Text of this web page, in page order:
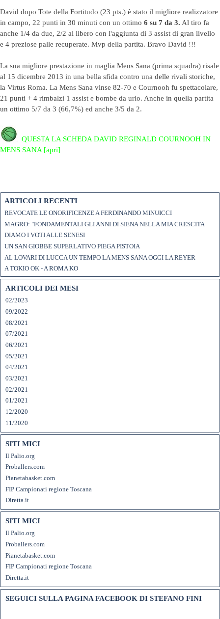
David dopo Tote della Fortitudo (23 pts.) è stato il migliore realizzatore
in campo, 22 punti in 30 minuti con un ottimo 6 su 7 da 3. Al tiro fa
anche 1/4 da due, 2/2 ai libero con l'aggiunta di 3 assist di gran livello
e 4 preziose palle recuperate. Mvp della partita. Bravo David !!!
La sua migliore prestazione in maglia Mens Sana (prima squadra) risale
al 15 dicembre 2013 in una bella sfida contro una delle rivali storiche,
la Virtus Roma. La Mens Sana vinse 82-70 e Cournooh fu spettacolare,
21 punti + 4 rimbalzi 1 assist e bombe da urlo. Anche in quella partita
un ottimo 5/7 da 3 (66,7%) ed anche 3/5 da 2.
QUESTA LA SCHEDA DAVID REGINALD COURNOOH IN
MENS SANA [apri]
ARTICOLI RECENTI
REVOCATE LE ONORIFICENZE A FERDINANDO MINUICCI
MAGRO: "FONDAMENTALI GLI ANNI DI SIENA NELLA MIA CRESCITA
DIAMO I VOTI ALLE SENESI
UN SAN GIOBBE SUPERLATIVO PIEGA PISTOIA
AL LOVARI DI LUCCA UN TEMPO LA MENS SANA OGGI LA REYER
A TOKIO OK - A ROMA KO
ARTICOLI DEI MESI
02/2023
09/2022
08/2021
07/2021
06/2021
05/2021
04/2021
03/2021
02/2021
01/2021
12/2020
11/2020
SITI MICI
Il Palio.org
Proballers.com
Pianetabasket.com
FIP Campionati regione Toscana
Diretta.it
SITI MICI
Il Palio.org
Proballers.com
Pianetabasket.com
FIP Campionati regione Toscana
Diretta.it
SEGUICI SULLA PAGINA FACEBOOK DI STEFANO FINI